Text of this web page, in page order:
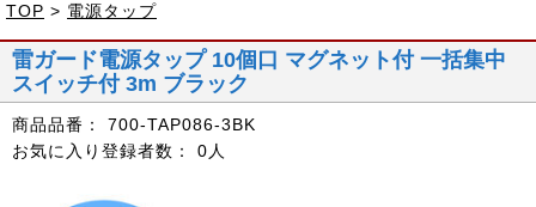
TOP > 電源タップ
雷ガード電源タップ 10個口 マグネット付 一括集中
スイッチ付 3m ブラック
商品品番：
700-TAP086-3BK
お気に入り登録者数：
0人